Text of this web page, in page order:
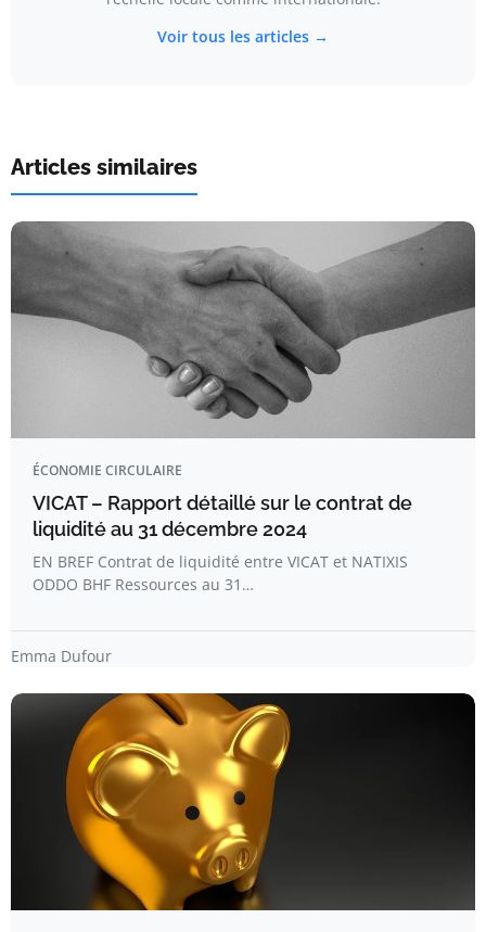
Voir tous les articles →
Articles similaires
ÉCONOMIE CIRCULAIRE
VICAT – Rapport détaillé sur le contrat de
liquidité au 31 décembre 2024
EN BREF Contrat de liquidité entre VICAT et NATIXIS
ODDO BHF Ressources au 31…
Emma Dufour